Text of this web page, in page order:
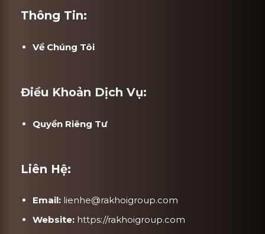
Thông Tin:
Về Chúng Tôi
Điều Khoản Dịch Vụ:
Quyền Riêng Tư
Liên Hệ:
Email: lienhe@rakhoigroup.com
Website: https://rakhoigroup.com